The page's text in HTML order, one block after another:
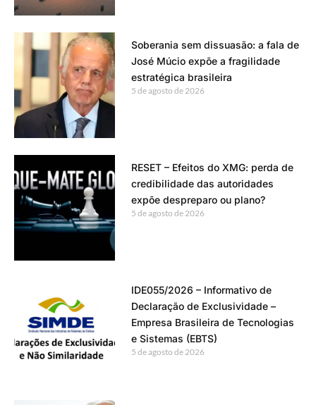
Soberania sem dissuasão: a fala de
José Múcio expõe a fragilidade
estratégica brasileira
5 de agosto de 2026
RESET – Efeitos do XMG: perda de
credibilidade das autoridades
expõe despreparo ou plano?
5 de agosto de 2026
IDE055/2026 – Informativo de
Declaração de Exclusividade –
Empresa Brasileira de Tecnologias
e Sistemas (EBTS)
5 de agosto de 2026